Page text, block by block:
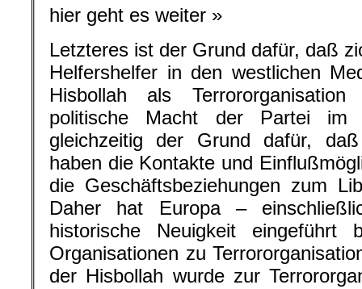
hier geht es weiter »
Letzteres ist der Grund dafür, daß
Helfershelfer in den westlichen
Hisbollah als
politische Macht der Partei im
gleichzeitig der Grund dafür,
haben die Kontakte und
die Geschäftsbeziehungen zum
Daher hat Europa –
historische Neuigkeit eingeführt
Organisationen zu
der Hisbollah wurde zur